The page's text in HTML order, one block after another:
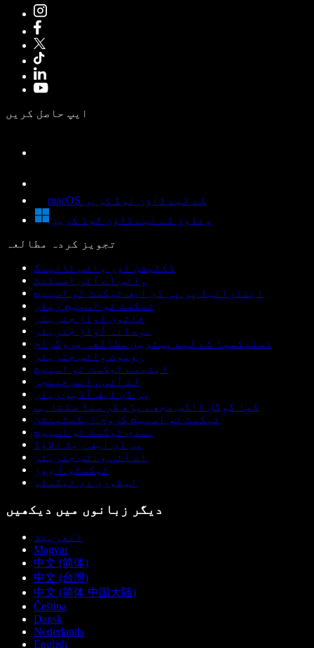
ایپ حاصل کریں
macOS کے لیے ڈاؤن لوڈ کریں
ونڈوز کے لیے ڈاؤن لوڈ کریں
تجویز کردہ مطالعہ
ڈکٹیشن اور وائس ٹائپنگ
وائس اے آئی اسسٹنٹ
اینڈرائیڈ پر پی ڈی ایف ٹیکسٹ ٹو اسپیچ
ٹیکسٹ ٹو اسپیچ ریڈر
خاتون آواز جنریٹر
مردانہ آواز جنریٹر
ڈسلیکسیا کے لیے بہترین مطالعہ پروگرام
روبوٹ وائس جنریٹر
اینیمے ٹیکسٹ ٹو اسپیچ
اے آئی وائس چینجر
پی ڈی ایف آڈیو ریڈر
کیا گوگل ڈاکس مجھے پڑھ کر سنا سکتا ہے
ٹیکسٹ ٹو اسپیچ کروم ایکسٹینشن
ہندی ٹیکسٹ ٹو اسپیچ
پی ڈی ایف ریڈ الاؤڈ
اے آئی وائس جنریٹر
ٹیکستو آ ووز
لیطوری دی ٹیکسٹو
دیگر زبانوں میں دیکھیں
العربية
Magyar
中文 (简体)
中文 (台灣)
中文 (简体 中国大陆)
Čeština
Dansk
Nederlands
English